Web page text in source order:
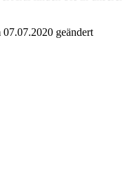
geändert